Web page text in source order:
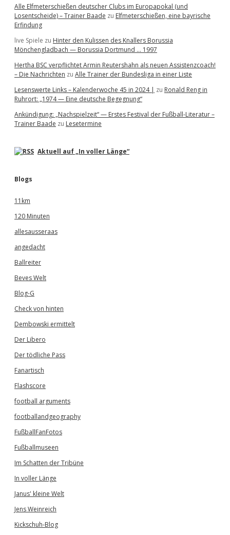
Alle Elfmeterschießen deutscher Clubs im Europapokal (und
Losentscheide) – Trainer Baade zu Elfmeterschießen, eine bayrische
Erfindung
live Spiele zu Hinter den Kulissen des Knallers Borussia
Mönchengladbach — Borussia Dortmund … 1997
Hertha BSC verpflichtet Armin Reutershahn als neuen Assistenzcoach!
– Die Nachrichten zu Alle Trainer der Bundesliga in einer Liste
Lesenswerte Links – Kalenderwoche 45 in 2024 | zu Ronald Reng in
Ruhrort: „1974 — Eine deutsche Begegnung“
Ankündigung: „Nachspielzeit“ — Erstes Festival der Fußball-Literatur –
Trainer Baade zu Lesetermine
Aktuell auf „In voller Länge“
Blogs
11km
120 Minuten
allesausseraas
angedacht
Ballreiter
Beves Welt
Blog-G
Check von hinten
Dembowski ermittelt
Der Libero
Der tödliche Pass
Fanartisch
Flashscore
football arguments
footballandgeography
FußballFanFotos
Fußballmuseen
Im Schatten der Tribüne
In voller Länge
Janus' kleine Welt
Jens Weinreich
Kickschuh-Blog